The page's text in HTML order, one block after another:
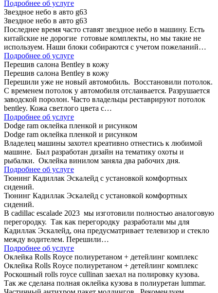
Подробнее об услуге
Звездное небо в авто g63
Звездное небо в авто g63
Последнее время часто ставят звездное небо в машину. Есть
китайские не дорогие готовые комплекты, но мы такие не
используем. Наши блоки собираются с учетом пожеланий…
Подробнее об услуге
Перешив салона Bentley в кожу
Перешив салона Bentley в кожу
Перешили уже не новый автомобиль. Восстановили потолок.
С временем потолок у автомобиля отслаивается. Разрушается
заводской поролон. Часто владельцы реставрируют потолок
bentley. Кожа светлого цвета с…
Подробнее об услуге
Dodge ram оклейка пленкой и рисунком
Dodge ram оклейка пленкой и рисунком
Владелец машины захотел креативно отнестись к любимой
машине. Был разработан дизайн на тематику охоты и
рыбалки. Оклейка винилом заняла два рабочих дня.
Подробнее об услуге
Тюнинг Кадиллак Эскалейд с установкой комфортных
сидений.
Тюнинг Кадиллак Эскалейд с установкой комфортных
сидений.
В cadillac escalade 2023 мы изготовили полностью аналоговую
перегородку. Так как перегородку разработали мы для
Кадиллак Эскалейд, она предусматривает телевизор и стекло
между водителем. Перешили…
Подробнее об услуге
Оклейка Rolls Royce полиуретаном + детейлинг комплекс
Оклейка Rolls Royce полиуретаном + детейлинг комплекс
Роскошный rolls royce cullinan заехал на полировку кузова.
Так же сделана полная оклейка кузова в полиуретан lummar.